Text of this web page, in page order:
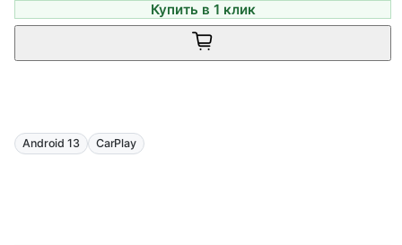
Купить в 1 клик
Android 13 CarPlay